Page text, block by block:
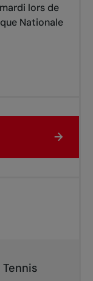
lors de
Nationale